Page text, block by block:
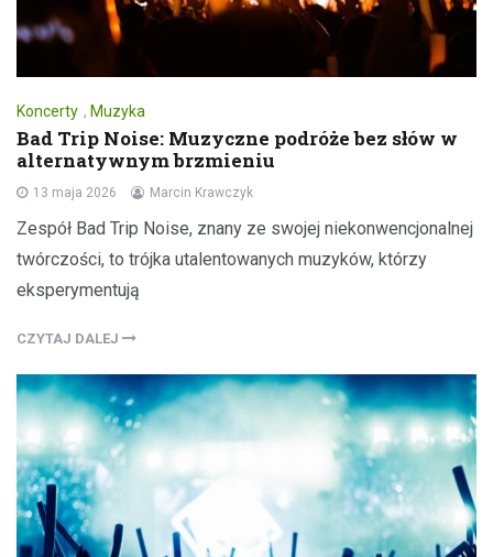
Koncerty , Muzyka
Bad Trip Noise: Muzyczne podróże bez słów w
alternatywnym brzmieniu
13 maja 2026 Marcin Krawczyk
Zespół Bad Trip Noise, znany ze swojej niekonwencjonalnej
twórczości, to trójka utalentowanych muzyków, którzy
eksperymentują
CZYTAJ DALEJ